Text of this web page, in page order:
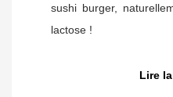
sushi burger,
lactose !
Lire